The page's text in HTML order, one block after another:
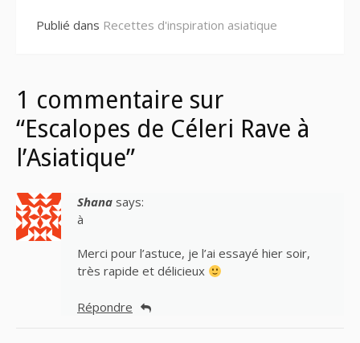
Publié dans Recettes d'inspiration asiatique
1 commentaire sur
“Escalopes de Céleri Rave à
l’Asiatique”
Shana says:
à
Merci pour l’astuce, je l’ai essayé hier soir,
très rapide et délicieux
Répondre